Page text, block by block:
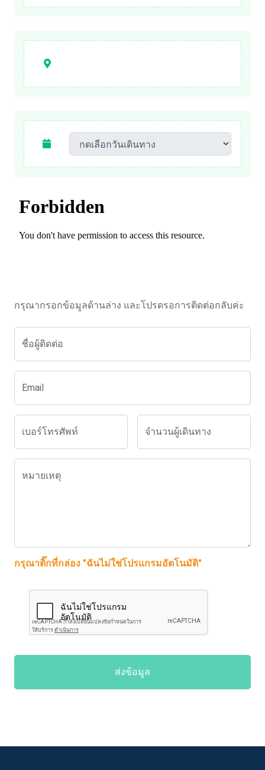
กรุณากรอกข้อมูลด้านล่าง และโปรดรอการติดต่อกลับค่ะ
ชื่อผู้ติดต่อ
Email
เบอร์โทรศัพท์ จำนวนผู้เดินทาง
หมายเหตุ
กรุณาติ๊กที่กล่อง "ฉันไม่ใช่โปรแกรมอัตโนมัติ"
ส่งข้อมูล